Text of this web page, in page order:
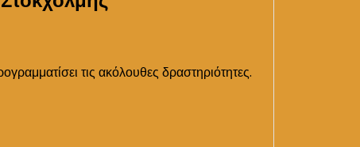
τις ακόλουθες δραστηριότητες.